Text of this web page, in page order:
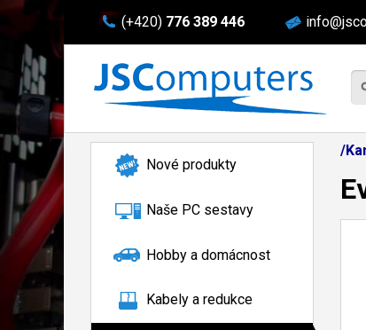
(+420) 776 389 446
Nové produkty
Naše PC sestavy
Hobby a domácnost
Kabely a redukce
/